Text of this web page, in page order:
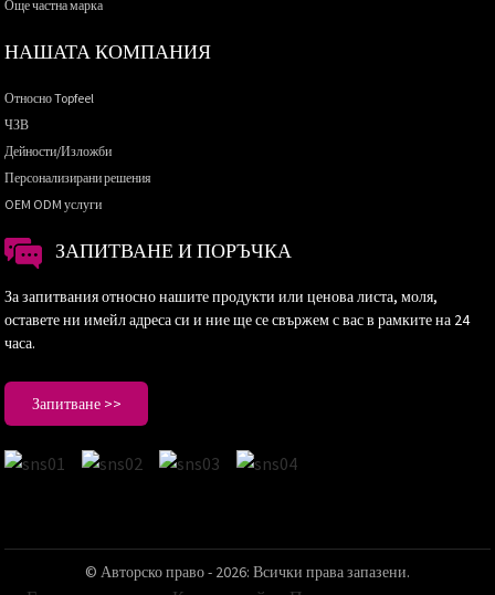
Още частна марка
НАШАТА КОМПАНИЯ
Относно Topfeel
ЧЗВ
Дейности/Изложби
Персонализирани решения
OEM ODM услуги
ЗАПИТВАНЕ И ПОРЪЧКА
За запитвания относно нашите продукти или ценова листа, моля,
оставете ни имейл адреса си и ние ще се свържем с вас в рамките на 24
часа.
Запитване >>
© Авторско право - 2026: Всички права запазени.